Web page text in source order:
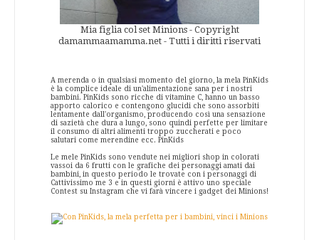
Mia figlia col set Minions - Copyright
damammaamamma.net - Tutti i diritti riservati
A merenda o in qualsiasi momento del giorno, la mela PinKids
è la complice ideale di un'alimentazione sana per i nostri
bambini. PinKids sono ricche di vitamine C, hanno un basso
apporto calorico e contengono glucidi che sono assorbiti
lentamente dall'organismo, producendo così una sensazione
di sazietà che dura a lungo, sono quindi perfette per limitare
il consumo di altri alimenti troppo zuccherati e poco
salutari come merendine ecc. PinKids
Le mele PinKids sono vendute nei migliori shop in colorati
vassoi da 6 frutti con le grafiche dei personaggi amati dai
bambini, in questo periodo le trovate con i personaggi di
Cattivissimo me 3 e in questi giorni è attivo uno speciale
Contest su Instagram che vi farà vincere i gadget dei Minions!